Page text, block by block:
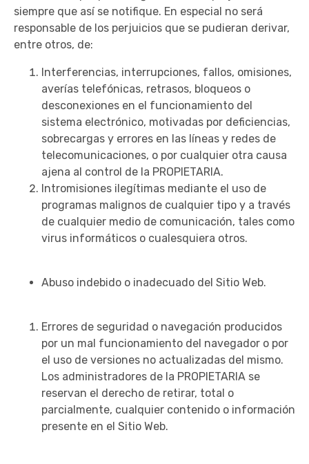
siempre que así se notifique. En especial no será
responsable de los perjuicios que se pudieran derivar,
entre otros, de:
Interferencias, interrupciones, fallos, omisiones,
averías telefónicas, retrasos, bloqueos o
desconexiones en el funcionamiento del
sistema electrónico, motivadas por deficiencias,
sobrecargas y errores en las líneas y redes de
telecomunicaciones, o por cualquier otra causa
ajena al control de la PROPIETARIA.
Intromisiones ilegítimas mediante el uso de
programas malignos de cualquier tipo y a través
de cualquier medio de comunicación, tales como
virus informáticos o cualesquiera otros.
Abuso indebido o inadecuado del Sitio Web.
Errores de seguridad o navegación producidos
por un mal funcionamiento del navegador o por
el uso de versiones no actualizadas del mismo.
Los administradores de la PROPIETARIA se
reservan el derecho de retirar, total o
parcialmente, cualquier contenido o información
presente en el Sitio Web.